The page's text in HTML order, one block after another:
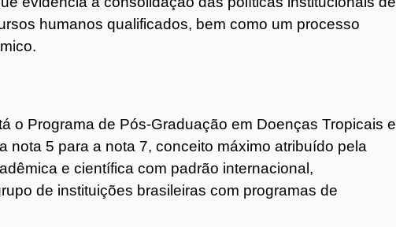
humanos qualificados, bem como um processo
o Programa de Pós-Graduação em Doenças Tropicais e
nota 5 para a nota 7, conceito máximo atribuído pela
e científica com padrão internacional,
de instituições brasileiras com programas de